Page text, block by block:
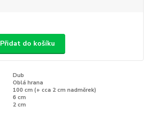
Přidat do košíku
Dub
Oblá hrana
100 cm (+ cca 2 cm nadměrek)
6 cm
2 cm